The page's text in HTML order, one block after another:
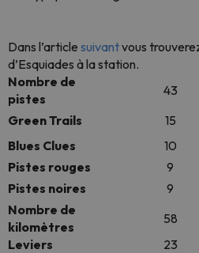
Dans l’article suivantvous
d’Esquiades à la station.
Nombre de
pistes
43
Green Trails
15
Blues Clues
10
Pistes rouges
9
Pistes noires
9
Nombre de
kilomètres
58
Leviers
23